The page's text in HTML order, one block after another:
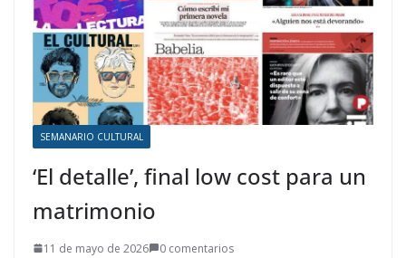
SEMANARIO CULTURAL
‘El detalle’, final low cost para un
matrimonio
11 de mayo de 2026
0 comentarios